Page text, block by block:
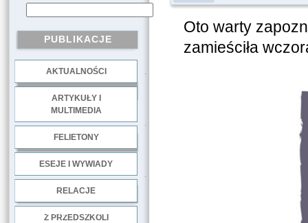
PUBLIKACJE
AKTUALNOŚCI
ARTYKUŁY I
MULTIMEDIA
FELIETONY
ESEJE I WYWIADY
RELACJE
Z PRZEDSZKOLI
Oto warty
zamieściła